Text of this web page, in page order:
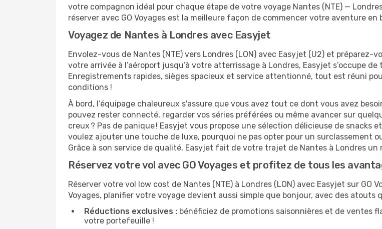
votre compagnon idéal pour chaque étape de votre voyage Nantes (NTE) —
réserver avec GO Voyages est la meilleure façon de commencer votre aventure en
Voyagez de Nantes à Londres avec Easyjet
Envolez-vous de Nantes (NTE) vers Londres (LON) avec Easyjet (U2) et
votre arrivée à l’aéroport jusqu’à votre atterrissage à Londres, Easyjet s’occupe de
Enregistrements rapides, sièges spacieux et service attentionné, tout est réuni
conditions !
À bord, l’équipage chaleureux s'assure que vous avez tout ce dont vous avez
pouvez rester connecté, regarder vos séries préférées ou même avancer sur
creux ? Pas de panique ! Easyjet vous propose une sélection délicieuse de snacks
voulez ajouter une touche de luxe, pourquoi ne pas opter pour un surclassement
Grâce à son service de qualité, Easyjet fait de votre trajet de Nantes à Londres
Réservez votre vol avec GO Voyages et profitez de tous les
Réserver votre vol low cost de Nantes (NTE) à Londres (LON) avec Easyjet sur GO
Voyages, planifier votre voyage devient aussi simple que bonjour, avec des atouts
Réductions exclusives : bénéficiez de promotions saisonnières et de ventes
votre portefeuille !